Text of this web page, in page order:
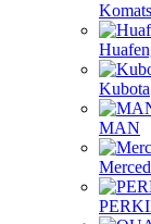
Kubota
MAN